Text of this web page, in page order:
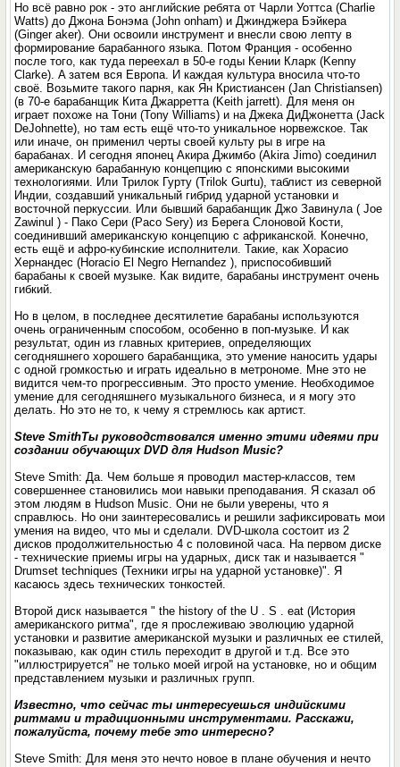
Но всё равно рок - это английские ребята от Чарли Уоттса (Charlie
Watts) до Джона Бонэма (John onham) и Джинджера Бэйкера
(Ginger aker). Они освоили инструмент и внесли свою лепту в
формирование барабанного языка. Потом Франция - особенно
после того, как туда переехал в 50-е годы Кении Кларк (Kenny
Clarke). A затем вся Европа. И каждая культура вносила что-то
своё. Возьмите такого парня, как Ян Кристиансен (Jan Christiansen)
(в 70-е барабанщик Кита Джарретта (Keith jarrett). Для меня он
играет похоже на Тони (Tony Williams) и на Джека ДиДжонетта (Jack
DeJohnette), но там есть ещё что-то уникальное норвежское. Так
или иначе, он применил черты своей культу­ ры в игре на
барабанах. И сегодня японец Акира Джимбо (Akira Jimo) соединил
американскую барабанную концепцию с японскими высокими
технологиями. Или Трилок Гурту (Trilok Gurtu), таблист из северной
Индии, создавший уникальный гибрид ударной установки и
восточной перкуссии. Или бывший барабанщик Джо Завинула ( Joe
Zawinul ) - Пако Сери (Расо Sery) из Берега Слоновой Кости,
соединивший американскую концепцию с африканской. Конечно,
есть ещё и афро-кубинские исполнители. Такие, как Хорасио
Хернандес (Horacio El Negro Hernandez ), приспособивший
барабаны к своей музыке. Как видите, барабаны инструмент очень
гибкий.
Но в целом, в последнее десятилетие барабаны используются
очень ограниченным способом, особенно в поп-музыке. И как
результат, один из главных критериев, определяющих
сегодняшнего хорошего барабанщика, это умение наносить удары
с одной громкостью и играть идеально в метрономе. Мне это не
видится чем-то прогрессивным. Это просто умение. Необходимое
умение для сегодняшнего музыкального бизнеса, и я могу это
делать. Но это не то, к чему я стремлюсь как артист.
Steve SmithТы руководствовался именно этими идеями при
создании обучающих DVD для Hudson Music?
Steve Smith: Да. Чем больше я проводил мастер-классов, тем
совершеннее становились мои навыки преподавания. Я сказал об
этом людям в Hudson Music. Они не были уверены, что я
справлюсь. Но они заинтересовались и решили зафиксировать мои
умения на видео, что мы и сделали. DVD-школа состоит из 2
дисков продолжительностью 4 с половиной часа. На первом диске
- технические приемы игры на ударных, диск так и называется "
Drumset techniques (Техники игры на ударной установке)". Я
касаюсь здесь технических тонкостей.
Второй диск называется " the history of the U . S . eat (История
американского ритма", где я прослеживаю эволюцию ударной
установки и развитие американской музыки и различных ее стилей,
показываю, как один стиль переходит в другой и т.д. Все это
"иллюстрируется" не только моей игрой на установке, но и общим
представлением музыки и различных групп.
Известно, что сейчас ты интересуешься индийскими
ритмами и традиционными инструментами. Расскажи,
пожалуйста, почему тебе это интересно?
Steve Smith: Для меня это нечто новое в плане обучения и нечто